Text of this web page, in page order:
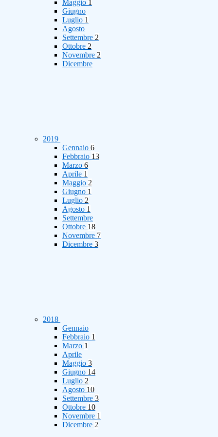
Maggio 1
Giugno
Luglio 1
Agosto
Settembre 2
Ottobre 2
Novembre 2
Dicembre
2019
Gennaio 6
Febbraio 13
Marzo 6
Aprile 1
Maggio 2
Giugno 1
Luglio 2
Agosto 1
Settembre
Ottobre 18
Novembre 7
Dicembre 3
2018
Gennaio
Febbraio 1
Marzo 1
Aprile
Maggio 3
Giugno 14
Luglio 2
Agosto 10
Settembre 3
Ottobre 10
Novembre 1
Dicembre 2